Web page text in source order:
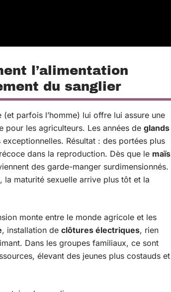
l’alimentation
du sanglier
parfois l’homme) lui offre lui assure une
pour les agriculteurs. Les années de glands
Résultat : des portées plus
dans la reproduction. Dès que le maïs
des garde-manger surdimensionnés.
la maturité sexuelle arrive plus tôt et la
monte entre le monde agricole et les
, installation de clôtures électriques, rien
Dans les groupes familiaux, ce sont
élevant des jeunes plus costauds et